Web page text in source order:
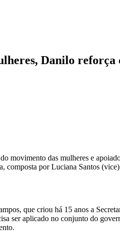
Danilo
movimento das mulheres e
composta por Luciana Santos
que criou há 15 anos a
ser aplicado no conjunto do